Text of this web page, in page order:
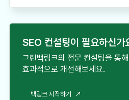
SEO 컨설팅이 필요하신가
그린백링크의 전문 컨설팅을 통
효과적으로 개선해보세요.
백링크 시작하기